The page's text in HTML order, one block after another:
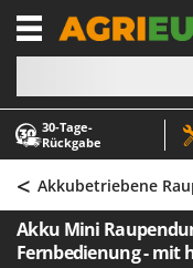
30‑Tage-
Rückgabe
-1
A
Abfüllgeräte
Akku
Akku Gras- und
A
ABAC
AgriEuro
AgriEuro TOP-
AGT
< Akkubetriebene
Akku Mini
Fernbedienung - mit